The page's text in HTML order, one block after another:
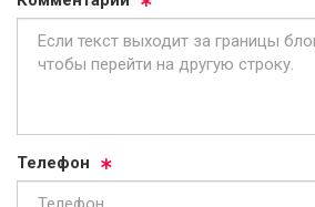
Те­ле­фон